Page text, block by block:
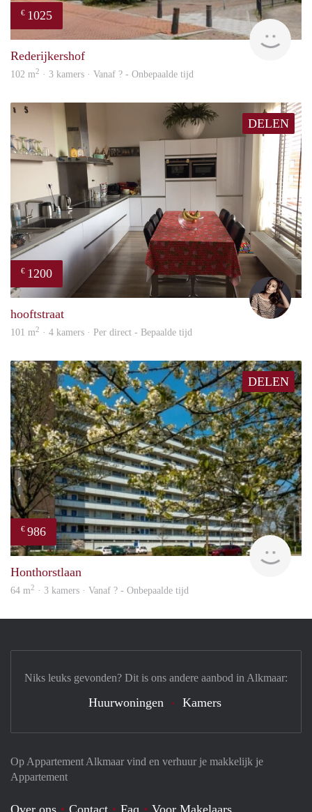
€ 1025
Rederijkershof
102 m2 · 3 kamers · Vanaf ? - Onbepaalde tijd
DELEN
€ 1200
hooftstraat
101 m2 · 4 kamers · Per direct - Bepaalde tijd
DELEN
€ 986
Honthorstlaan
64 m2 · 3 kamers · Vanaf ? - Onbepaalde tijd
Op Appartement Alkmaar vind en verhuur je makkelijk je
Appartement
Over ons Contact Faq Voor Makelaars
Niks leuks gevonden? Dit is ons andere aanbod in Alkmaar:
Huurwoningen Kamers